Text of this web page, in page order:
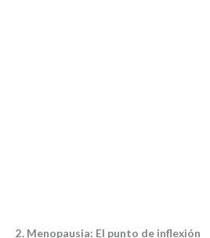
2. Menopausia: El punto de inflexión